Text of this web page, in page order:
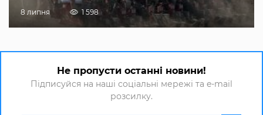
8 липня 1 598
Не пропусти останні новини!
Підписуйся на наші соціальні мережі та e-mail
розсилку.